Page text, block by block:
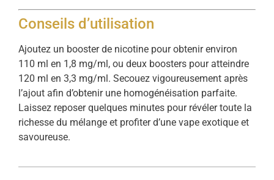
Conseils d’utilisation
Ajoutez un booster de nicotine pour obtenir environ
110 ml en 1,8 mg/ml, ou deux boosters pour atteindre
120 ml en 3,3 mg/ml. Secouez vigoureusement après
l’ajout afin d’obtenir une homogénéisation parfaite.
Laissez reposer quelques minutes pour révéler toute la
richesse du mélange et profiter d’une vape exotique et
savoureuse.